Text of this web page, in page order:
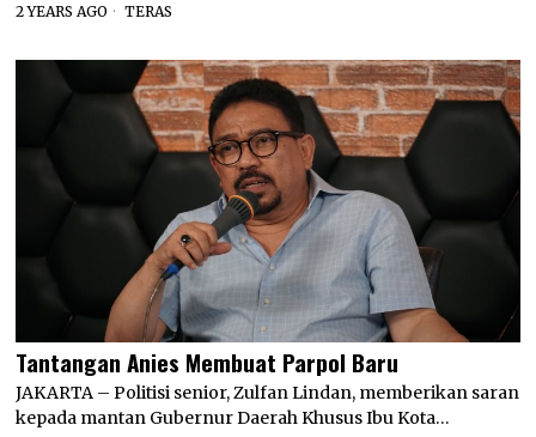
2 YEARS AGO TERAS
Tantangan Anies Membuat Parpol Baru
JAKARTA – Politisi senior, Zulfan Lindan, memberikan saran
kepada mantan Gubernur Daerah Khusus Ibu Kota…